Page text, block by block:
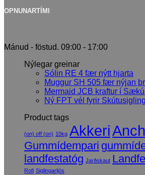
OPNUNARTÍMI
Mánud - föstud. 09:00 - 17:00
Nýlegar greinar
Sólin RE 4 fær nýtt hjarta
Muggur SH 505 fær nýjan
Mermaid JCB kraftur í
Ný FPT vél fyrir
Product tags
(on) off (on) 10kg Akkeri
Gummídempari
landfestatóg Jarðskaut
Rofi Siglingarljós